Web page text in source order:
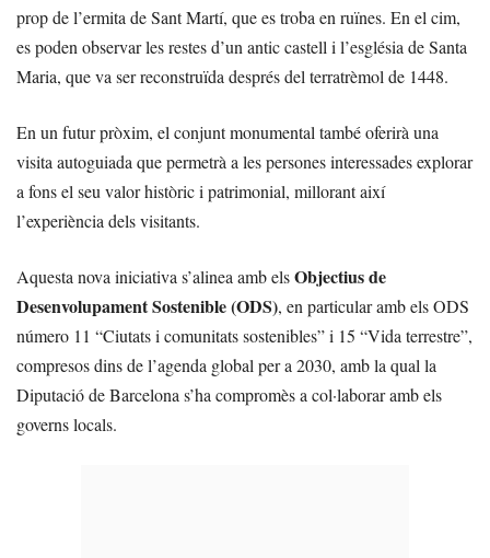
prop de l’ermita de Sant Martí, que es troba en ruïnes. En el cim,
es poden observar les restes d’un antic castell i l’església de Santa
Maria, que va ser reconstruïda després del terratrèmol de 1448.
En un futur pròxim, el conjunt monumental també oferirà una
visita autoguiada que permetrà a les persones interessades explorar
a fons el seu valor històric i patrimonial, millorant així
l’experiència dels visitants.
Aquesta nova iniciativa s’alinea amb elsObjectius de
Desenvolupament Sostenible (ODS), en particular amb els ODS
número 11 “Ciutats i comunitats sostenibles” i 15 “Vida terrestre”,
compresos dins de l’agenda global per a 2030, amb la qual la
Diputació de Barcelona s’ha compromès a col·laborar amb els
governs locals.